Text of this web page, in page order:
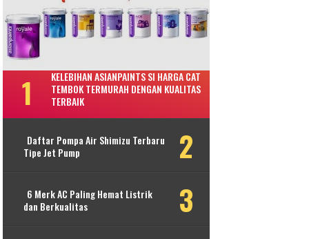
KELEBIHAN ASIANPAINTS SI HARGA CAT
TEMBOK TERMURAH DENGAN KUALITAS
TERBAIK
Daftar Pompa Air Shimizu Terbaru
Tipe Jet Pump
6 Merk AC Paling Hemat Listrik
dan Berkualitas